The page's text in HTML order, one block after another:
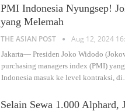
PMI Indonesia Nyungsep!
yang Melemah
THE ASIAN POST Aug 12, 2024
Jakarta— Presiden Joko Widodo
purchasing managers index (PMI)
Indonesia masuk ke level kontraksi, di
Selain Sewa 1.000 Alphard,